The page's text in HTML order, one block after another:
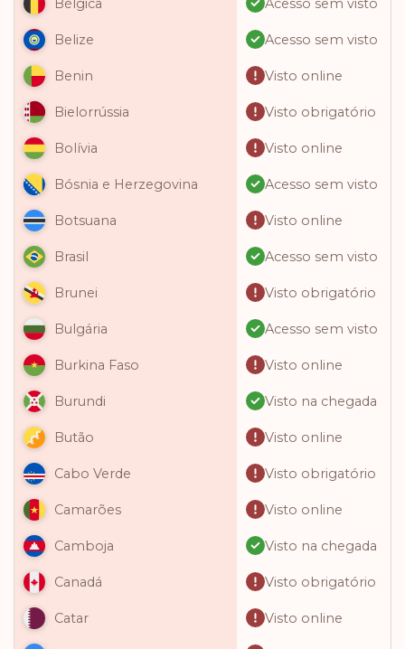
Bélgica
Belize Acesso sem visto
Benin Visto online
Bielorrússia Visto obrigatório
Bolívia Visto online
Bósnia e Herzegovina Acesso sem visto
Botsuana Visto online
Brasil Acesso sem visto
Brunei Visto obrigatório
Bulgária Acesso sem visto
Burkina Faso Visto online
Burundi Visto na chegada
Butão Visto online
Cabo Verde Visto obrigatório
Camarões Visto online
Camboja Visto na chegada
Canadá Visto obrigatório
Catar Visto online